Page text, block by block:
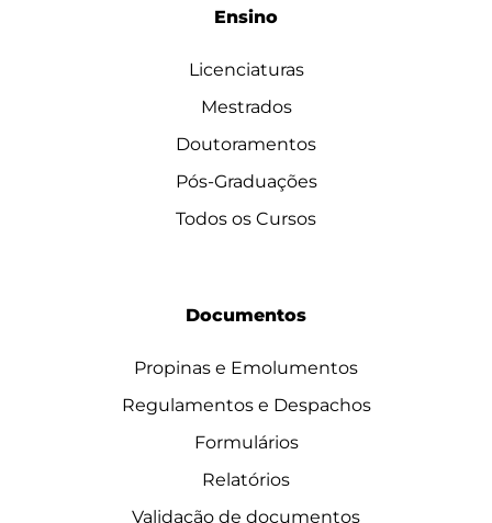
Ensino
Licenciaturas
Mestrados
Doutoramentos
Pós-Graduações
Todos os Cursos
Documentos
Propinas e Emolumentos
Regulamentos e Despachos
Formulários
Relatórios
Validação de documentos